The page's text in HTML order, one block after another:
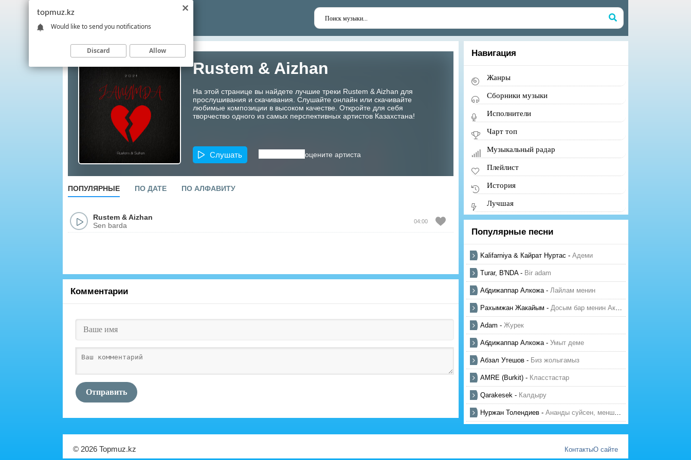
Rustem & Aizhan
На этой странице вы найдете лучшие треки Rustem & Aizhan для
прослушивания и скачивания. Слушайте онлайн или скачивайте
любимые композиции в высоком качестве. Откройте для себя
творчество одного из самых перспективных артистов Казахстана!
Слушать оцените артиста
ПОПУЛЯРНЫЕ ПО ДАТЕ ПО АЛФАВИТУ
Rustem &Aizhan
Sen barda
04:00
Комментарии
Отправить
Навигация
Жанры
Сборники музыки
Исполнители
Чарт топ
Музыкальный радар
Плейлист
История
Лучшая
Популярные песни
Kalifarniya & Кайрат Нуртас - Адеми
Turar, B'NDA- Bir adam
Абдижаппар Алкожа- Лайлам менин
Рахымжан Жакайым - Досым бар менин Актауда
Adam - Журек
Абдижаппар Алкожа- Умыт деме
Абзал Утешов - Биз жолыгамыз
AMRE (Burkit) - Класстастар
Qarakesek - Калдыру
Нуржан Толендиев - Ананды суйсен, менше суй
© 2026 Topmuz.kz КонтактыО сайте
topmuz.kz
Would like to send you notifications
Discard Allow